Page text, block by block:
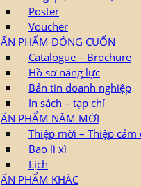
Poster
Voucher
ẤN PHẨM ĐÓNG CUỐN
Catalogue – Brochure
Hồ sơ năng lực
Bản tin doanh nghiệp
In sách – tạp chí
ẤN PHẨM NĂM MỚI
Thiệp mời – Thiệp cảm
Bao lì xì
Lịch
ẤN PHẨM KHÁC